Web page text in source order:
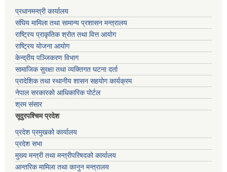
प्रधानमन्त्री कार्यालय
संघिय मामिला तथा सामान्य प्रशासन मन्त्रालय
राष्ट्रिय प्राकृतिक श्रोत तथा वित्त आयोग
राष्ट्रिय योजना आयोग
केन्द्रीय पञ्जिकरण विभाग
सामाजिक सुरक्षा तथा व्यक्तिगत घटना दर्ता
प्रादेशिक तथा स्थानीय शासन सहयोग कार्यक्रम
नेपाल सरकारको आधिकारिक पोर्टल
श्रम संसार
सूदुरपश्चिम प्रदेश
प्रदेश प्रमुखको कार्यालय
प्रदेश सभा
मुख्य मन्त्री तथा मन्त्रीपरिषदको कार्यालय
आन्तरिक मामिला तथा कानुन मन्त्रालय